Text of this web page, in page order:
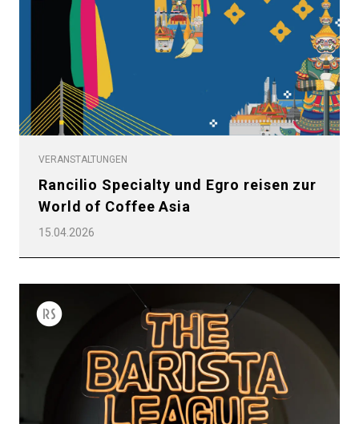
VERANSTALTUNGEN
Rancilio Specialty und Egro reisen zur
World of Coffee Asia
15.04.2026